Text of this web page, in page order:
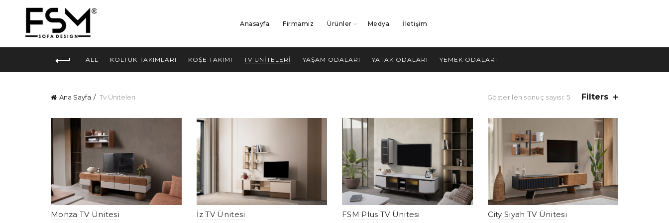
Anasayfa Firmamız Ürünler Medya İletişim
ALL KOLTUK TAKIMLARI KÖŞE TAKIMI TV ÜNITELERI YAŞAM ODALARI YATAK ODALARI YEMEK ODALARI
Ana Sayfa Tv Üniteleri Gösterilen sonuç sayısı: 5 Filters
Monza TV Ünitesi İz TV Ünitesi FSM Plus TV Ünitesi City Siyah TV Ünitesi